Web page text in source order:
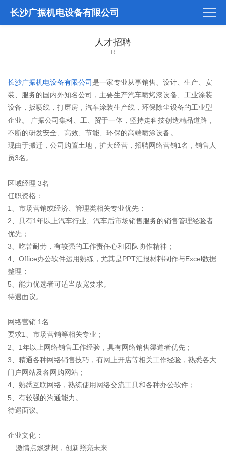
长沙广振机电设备有限公司
人才招聘
R
长沙广振机电设备有限公司是一家专业从事销售、设计、生产、安
装、服务的国内外知名公司，主要生产汽车喷烤漆设备、工业涂装
设备，扳喷线，打磨房，汽车涂装生产线，环保除尘设备的工业型
企业。 广振公司集科、工、贸于一体，坚持走科技创造精品道路，
不断的研发安全、高效、节能、环保的高端喷涂设备。
现由于搬迁，公司购置土地，扩大经营，招聘网络营销1名，销售人
员3名。
区域经理 3名
任职资格：
1、市场营销或经济、管理类相关专业优先；
2、具有1年以上汽车行业、汽车后市场销售服务的销售管理经验者
优先；
3、吃苦耐劳，有较强的工作责任心和团队协作精神；
4、Office办公软件运用熟练，尤其是PPT汇报材料制作与Excel数据
整理；
5、能力优选者可适当放宽要求。
待遇面议。
网络营销 1名
要求1、市场营销等相关专业；
2、1年以上网络销售工作经验，具有网络销售渠道者优先；
3、精通各种网络销售技巧，有网上开店等相关工作经验，熟悉各大
门户网站及各网购网站；
4、熟悉互联网络，熟练使用网络交流工具和各种办公软件；
5、有较强的沟通能力。
待遇面议。
企业文化：
激情点燃梦想，创新照亮未来